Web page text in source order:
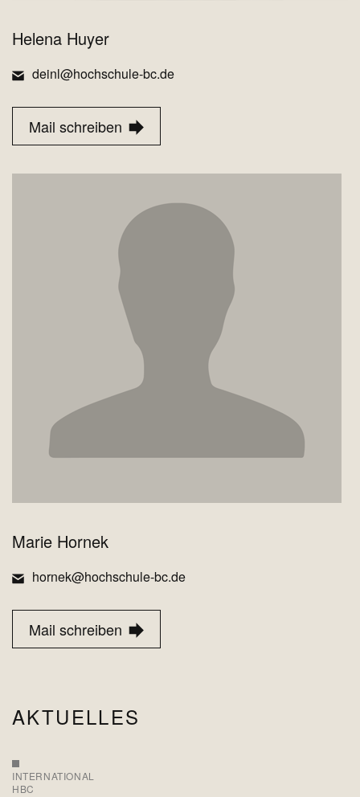
Helena Huyer
deinl@hochschule-bc.de
Mail schreiben
Marie Hornek
hornek@hochschule-bc.de
Mail schreiben
AKTUELLES
INTERNATIONAL
HBC